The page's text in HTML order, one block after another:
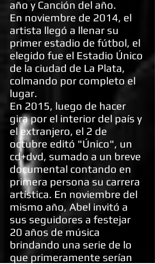
año y Canción del año.
En noviembre de 2014, el
artista llegó a llenar su
primer estadio de fútbol, el
elegido fue el Estadio Único
de la ciudad de La Plata,
colmando por completo el
lugar.
En 2015, luego de hacer
gira por el interior del país y
el extranjero, el 2 de
octubre editó "Único", un
cd+dvd, sumado a un breve
documental contando en
primera persona su carrera
artística. En noviembre del
mismo año, Abel invitó a
sus seguidores a festejar
20 años de música
brindando una serie de lo
que primeramente serían